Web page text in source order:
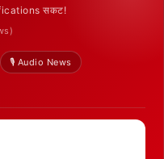
सकट!
🎙️ Audio News